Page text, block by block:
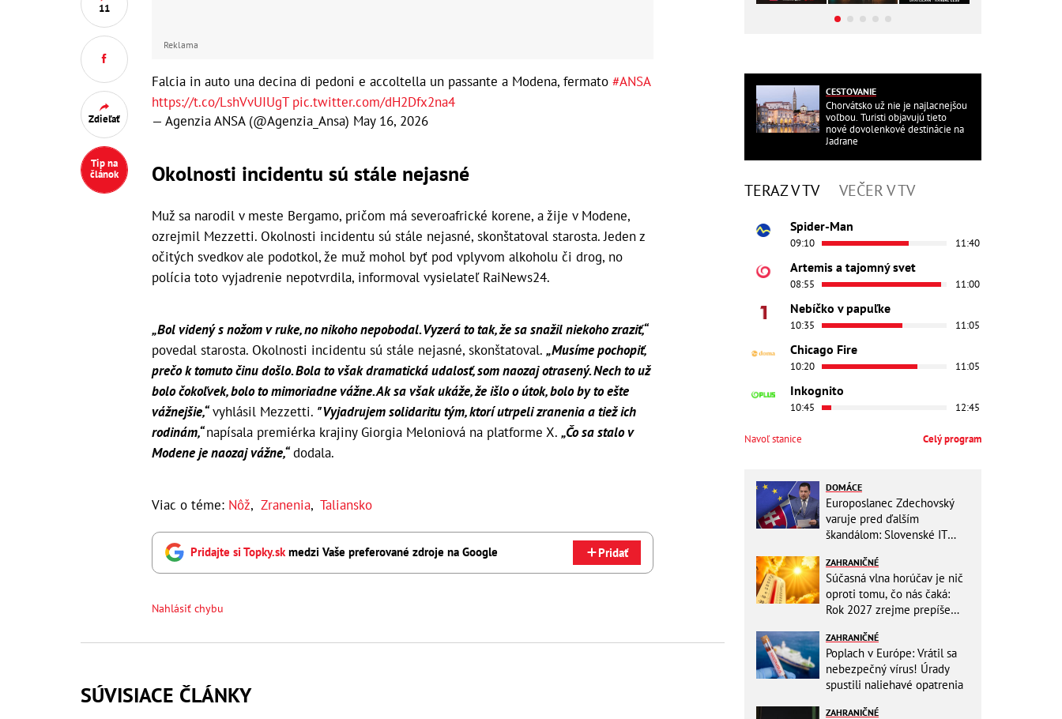
11
Zdieľať
Tip na
článok
Reklama
Falcia in auto una decina di pedoni e accoltella un passante a Modena, fermato #ANSA
https://t.co/LshVvUIUgT pic.twitter.com/dH2Dfx2na4
— Agenzia ANSA (@Agenzia_Ansa) May 16, 2026
Okolnosti incidentu sú stále nejasné
Muž sa narodil v meste Bergamo, pričom má severoafrické korene, a žije v Modene,
ozrejmil Mezzetti. Okolnosti incidentu sú stále nejasné, skonštatoval starosta. Jeden z
očitých svedkov ale podotkol, že muž mohol byť pod vplyvom alkoholu či drog, no
polícia toto vyjadrenie nepotvrdila, informoval vysielateľ RaiNews24.
„Bol videný s nožom v ruke, no nikoho nepobodal. Vyzerá to tak, že sa snažil niekoho zraziť,“
povedal starosta. Okolnosti incidentu sú stále nejasné, skonštatoval. „Musíme pochopiť,
prečo k tomuto činu došlo. Bola to však dramatická udalosť, som naozaj otrasený. Nech to už
bolo čokoľvek, bolo to mimoriadne vážne. Ak sa však ukáže, že išlo o útok, bolo by to ešte
vážnejšie,“vyhlásil Mezzetti. "Vyjadrujem solidaritu tým, ktorí utrpeli zranenia a tiež ich
rodinám,“napísala premiérka krajiny Giorgia Meloniová na platforme X. „Čo sa stalo v
Modene je naozaj vážne,“dodala.
Viac o téme: Nôž, Zranenia, Taliansko
Pridajte si Topky.skmedzi Vaše preferované zdroje na Google Pridať
Nahlásiť chybu
SÚVISIACE ČLÁNKY
CESTOVANIE
Chorvátsko už nie je najlacnejšou
voľbou. Turisti objavujú tieto
nové dovolenkové destinácie na
Jadrane
TERAZ V TV VEČER V TV
Spider-Man
09:10 11:40
Artemis a tajomný svet
08:55 11:00
Nebíčko v papuľke
10:35 11:05
Chicago Fire
10:20 11:05
Inkognito
10:45 12:45
Navoľ stanice Celý program
DOMÁCE
Europoslanec Zdechovský
varuje pred ďalším
škandálom: Slovenské IT
hre sú milióny!
ZAHRANIČNÉ
Súčasná vlna horúčav je nič
oproti tomu, čo nás čaká:
Rok 2027 zrejme prepíše
ZAHRANIČNÉ
Poplach v Európe: Vrátil sa
nebezpečný vírus! Úrady
spustili naliehavé opatrenia
ZAHRANIČNÉ